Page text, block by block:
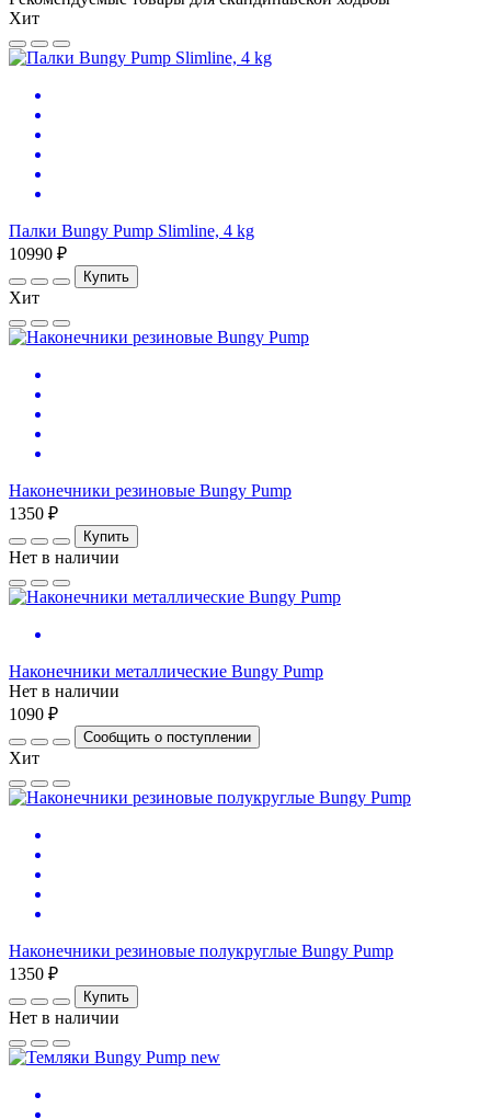
Хит
Палки Bungy Pump Slimline, 4 kg
10990 ₽
Купить
Хит
Наконечники резиновые Bungy Pump
1350 ₽
Купить
Нет в наличии
Наконечники металлические Bungy Pump
Нет в наличии
1090 ₽
Сообщить о поступлении
Хит
Наконечники резиновые полукруглые Bungy Pump
1350 ₽
Купить
Нет в наличии